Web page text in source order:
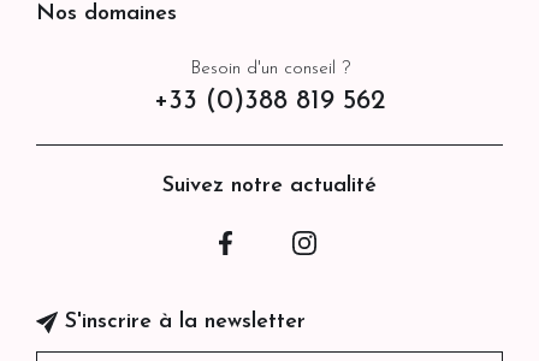
Besoin d'un conseil ?
+33 (0)388 819 562
Suivez notre actualité
Facebook
S'inscrire à la newsletter
Nos domaines